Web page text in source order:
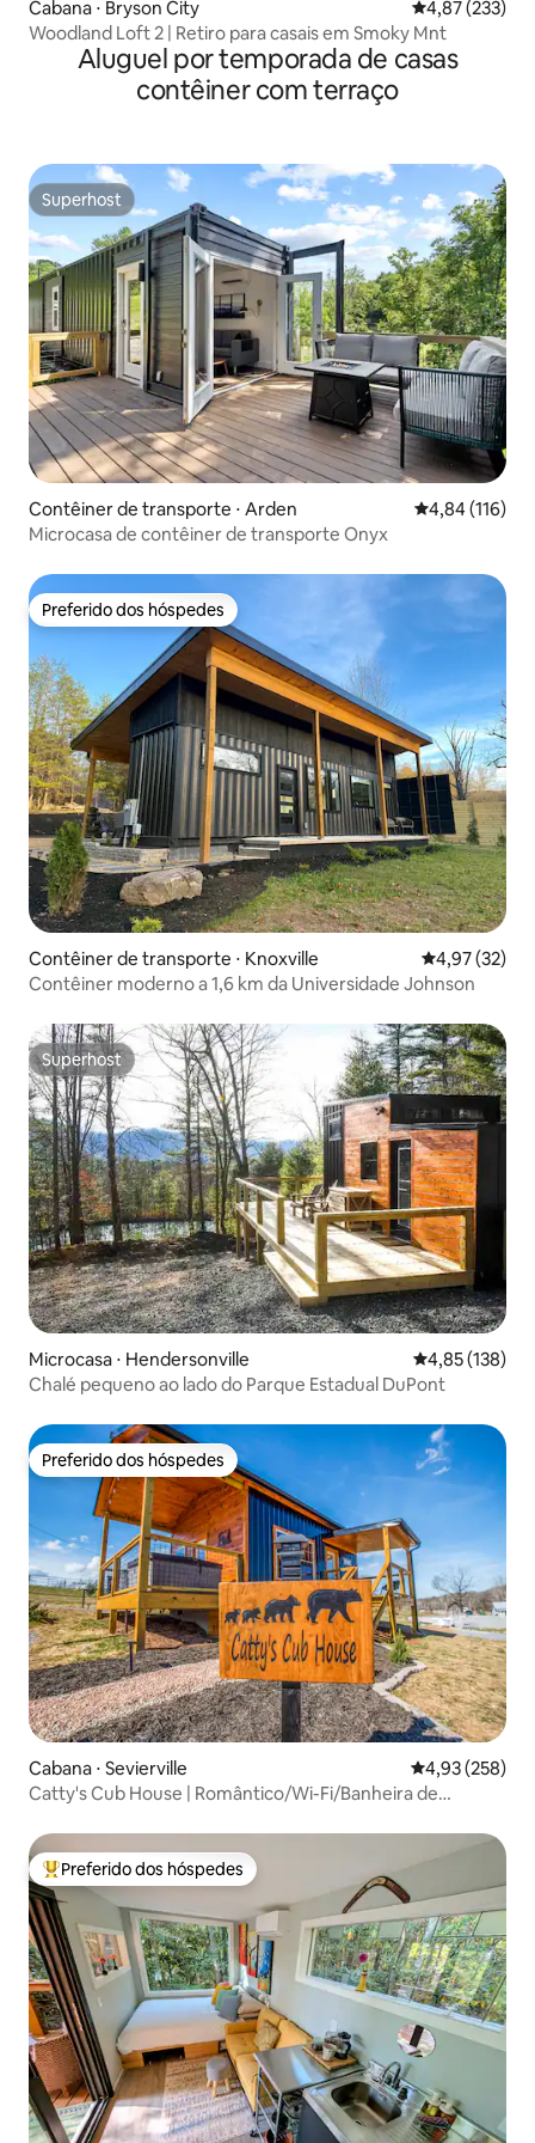
Cabana ⋅ Bryson City 4,87 de uma
4,87 (233)
Woodland Loft 2 | Retiro para casais em Smoky Mnt
Aluguel por temporada de casas
contêiner com terraço
Superhost
Superhost
Contêiner de transporte ⋅ Arden 4,84 de uma
4,84 (116)
Microcasa de contêiner de transporte Onyx
Preferido dos hóspedes
Preferido dos hóspedes
Contêiner de transporte ⋅ Knoxville 4,97 de uma
4,97 (32)
Contêiner moderno a 1,6 km da Universidade Johnson
Superhost
Superhost
Microcasa ⋅ Hendersonville 4,85 de uma
4,85 (138)
Chalé pequeno ao lado do Parque Estadual DuPont
Preferido dos hóspedes
Preferido dos hóspedes
Cabana ⋅ Sevierville 4,93 de uma
4,93 (258)
Catty's Cub House | Romântico/Wi-Fi/Banheira de
Entre os melhores preferidos dos hóspedes
Preferido dos hóspedes